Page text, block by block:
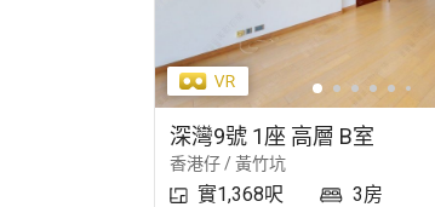
深灣9號 1座 高層 B室
香港仔 / 黃竹坑
實1,368呎 3房